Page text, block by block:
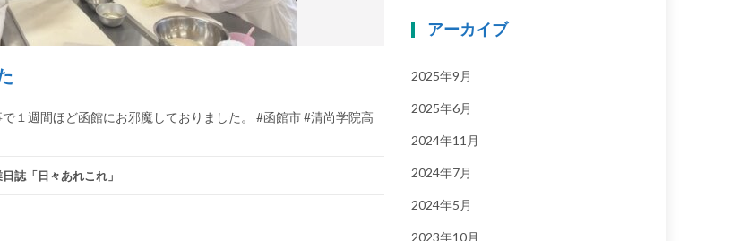
１週間ほど函館にお邪魔しておりました。 #函館市 #清尚学院高
誌「日々あれこれ」
アーカイブ
2025年9月
2025年6月
2024年11月
2024年7月
2024年5月
2023年10月